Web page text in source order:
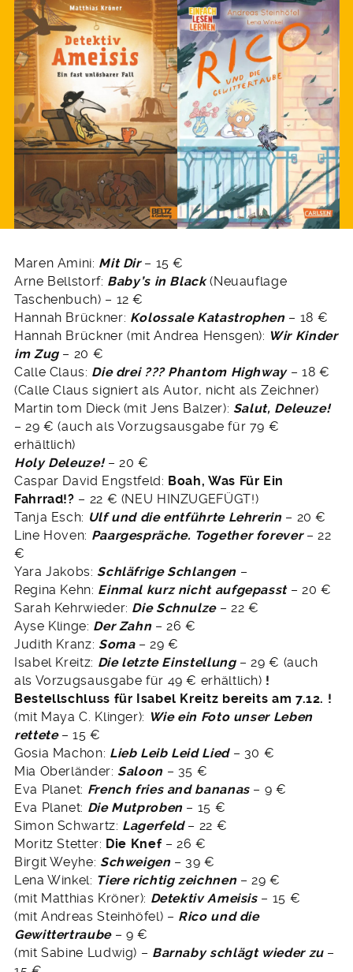
Maren Amini: Mit Dir – 15 €
Arne Bellstorf: Baby’s in Black (Neuauflage
Taschenbuch) – 12 €
Hannah Brückner: Kolossale Katastrophen– 18 €
Hannah Brückner (mit Andrea Hensgen): Wir Kinder
im Zug– 20 €
Calle Claus: Die drei ??? Phantom Highway– 18 €
(Calle Claus signiert als Autor, nicht als Zeichner)
Martin tom Dieck (mit Jens Balzer): Salut, Deleuze!
– 29 € (auch als Vorzugsausgabe für 79 €
erhältlich)
Holy Deleuze!– 20 €
Caspar David Engstfeld: Boah, Was Für Ein
Fahrrad!? – 22 € (NEU HINZUGEFÜGT!)
Tanja Esch: Ulf und die entführte Lehrerin– 20 €
Line Hoven: Paargespräche. Together forever– 22
€
Yara Jakobs:Schläfrige Schlangen–
Regina Kehn: Einmal kurz nicht aufgepasst– 20 €
Sarah Kehrwieder: Die Schnulze– 22 €
Ayse Klinge: Der Zahn– 26 €
Judith Kranz: Soma – 29 €
Isabel Kreitz: Die letzte Einstellung– 29 € (auch
als Vorzugsausgabe für 49 € erhältlich) !
Bestellschluss für Isabel Kreitz bereits am 7.12. !
(mit Maya C. Klinger): Wie ein Foto unser Leben
rettete– 15 €
Gosia Machon: Lieb Leib Leid Lied– 30 €
Mia Oberländer:Saloon– 35 €
Eva Planet: French fries and bananas– 9 €
Eva Planet: Die Mutproben– 15 €
Simon Schwartz: Lagerfeld– 22 €
Moritz Stetter: Die Knef– 26 €
Birgit Weyhe: Schweigen– 39 €
Lena Winkel: Tiere richtig zeichnen– 29 €
(mit Matthias Kröner): Detektiv Ameisis – 15 €
(mit Andreas Steinhöfel) – Rico und die
Gewittertraube– 9 €
(mit Sabine Ludwig) – Barnaby schlägt wieder zu–